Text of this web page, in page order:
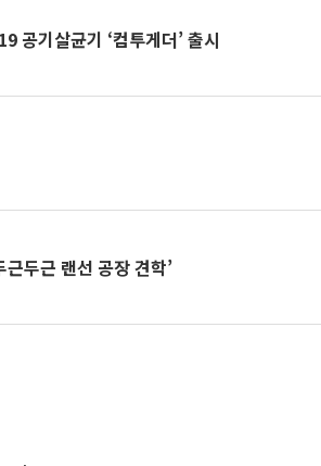
공기살균기 ‘컴투게더’ 출시
두근 랜선 공장 견학’